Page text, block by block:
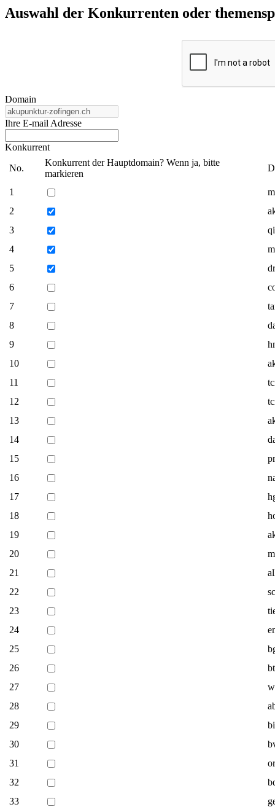
Auswahl der Konkurrenten oder
Domain
Ihre E-mail Adresse
Konkurrent
No.
Konkurrent der Hauptdomain? Wenn ja, bitte
markieren
1
2
3
4
5
6
7
8
9
10
11
12
13
14
15
16
17
18
19
20
21
22
23
24
25
26
27
28
29
30
31
32
33